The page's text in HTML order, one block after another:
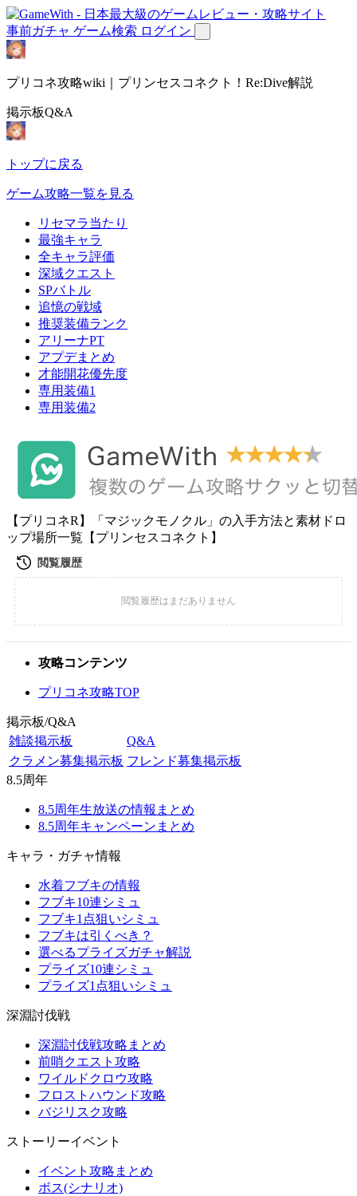
事前ガチャ ゲーム検索 ログイン
プリコネ攻略wiki｜プリンセスコネクト！Re:Dive解説
掲示板Q&A
トップに戻る
ゲーム攻略一覧を見る
リセマラ当たり
最強キャラ
全キャラ評価
深域クエスト
SPバトル
追憶の戦域
推奨装備ランク
アリーナPT
アプデまとめ
才能開花優先度
専用装備1
専用装備2
【プリコネR】「マジックモノクル」の入手方法と素材ドロ
ップ場所一覧【プリンセスコネクト】
攻略コンテンツ
プリコネ攻略TOP
掲示板/Q&A
雑談掲示板
Q&A
クラメン募集掲示板 フレンド募集掲示板
8.5周年
8.5周年生放送の情報まとめ
8.5周年キャンペーンまとめ
キャラ・ガチャ情報
水着フブキの情報
フブキ10連シミュ
フブキ1点狙いシミュ
フブキは引くべき？
選べるプライズガチャ解説
プライズ10連シミュ
プライズ1点狙いシミュ
深淵討伐戦
深淵討伐戦攻略まとめ
前哨クエスト攻略
ワイルドクロウ攻略
フロストハウンド攻略
バジリスク攻略
ストーリーイベント
イベント攻略まとめ
ボス(シナリオ)